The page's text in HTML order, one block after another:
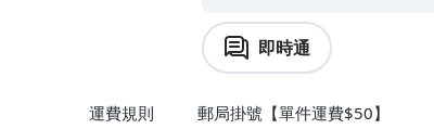
即時通
運費規則
郵局掛號【單件運費$50】